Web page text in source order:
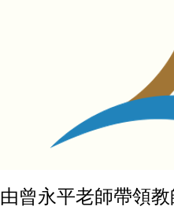
由曾永平老師帶領